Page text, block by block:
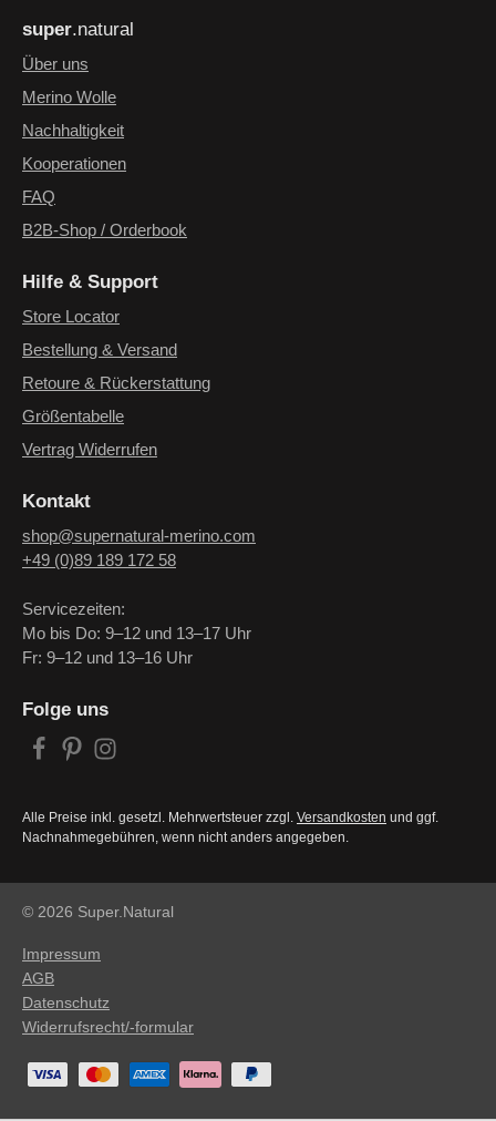
genommen und die
einverstanden.
Folge uns
Alle Preise inkl. gesetzl. Mehrwertsteuer zzgl. Versandkosten und ggf.
Nachnahmegebühren, wenn nicht anders angegeben.
super.natural
Über uns
Merino Wolle
Nachhaltigkeit
Kooperationen
FAQ
B2B-Shop / Orderbook
Hilfe & Support
Store Locator
Bestellung & Versand
Retoure & Rückerstattung
Größentabelle
Vertrag Widerrufen
Kontakt
shop@supernatural-merino.com
+49 (0)89 189 172 58
Servicezeiten:
Mo bis Do: 9–12 und 13–17 Uhr
Fr: 9–12 und 13–16 Uhr
© 2026 Super.Natural
Impressum
AGB
Datenschutz
Widerrufsrecht/-formular